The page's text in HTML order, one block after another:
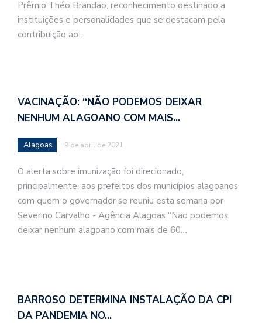
Prêmio Théo Brandão, reconhecimento destinado a
instituições e personalidades que se destacam pela
contribuição ao…
VACINAÇÃO: “NÃO PODEMOS DEIXAR
NENHUM ALAGOANO COM MAIS…
Alagoas 9 de abril de 2021
O alerta sobre imunização foi direcionado,
principalmente, aos prefeitos dos municípios alagoanos
com quem o governador se reuniu esta semana por
Severino Carvalho - Agência Alagoas “Não podemos
deixar nenhum alagoano com mais de 60…
BARROSO DETERMINA INSTALAÇÃO DA CPI
DA PANDEMIA NO…